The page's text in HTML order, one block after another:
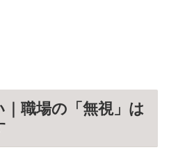
職場の「無視」は